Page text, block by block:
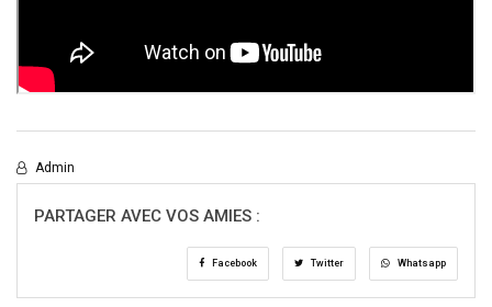
Admin
PARTAGER AVEC VOS AMIES :
Facebook Twitter Whatsapp